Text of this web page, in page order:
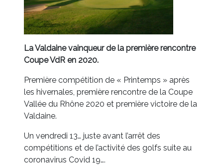
La Valdaine vainqueur de la première rencontre
Coupe VdR en 2020.
Première compétition de « Printemps » après
les hivernales, première rencontre de la Coupe
Vallée du Rhône 2020 et première victoire de la
Valdaine.
Un vendredi 13… juste avant l’arrêt des
compétitions et de l’activité des golfs suite au
coronavirus Covid 19….